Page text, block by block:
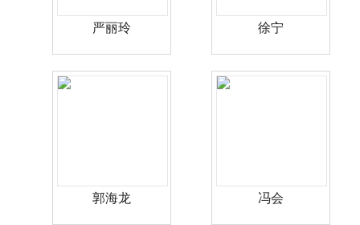
严丽玲 徐宁
郭海龙 冯会